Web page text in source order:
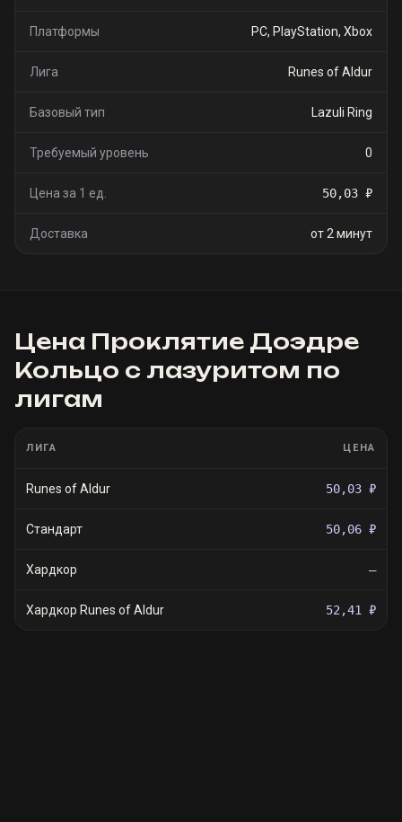
Платформы PC, PlayStation, Xbox
Лига Runes of Aldur
Базовый тип Lazuli Ring
Требуемый уровень 0
Цена за 1 ед. 50,03 ₽
Доставка от 2 минут
Цена Проклятие Доэдре
Кольцо с лазуритом по
лигам
ЛИГА ЦЕНА
Runes of Aldur 50,03 ₽
Стандарт 50,06 ₽
Хардкор —
Хардкор Runes of Aldur 52,41 ₽